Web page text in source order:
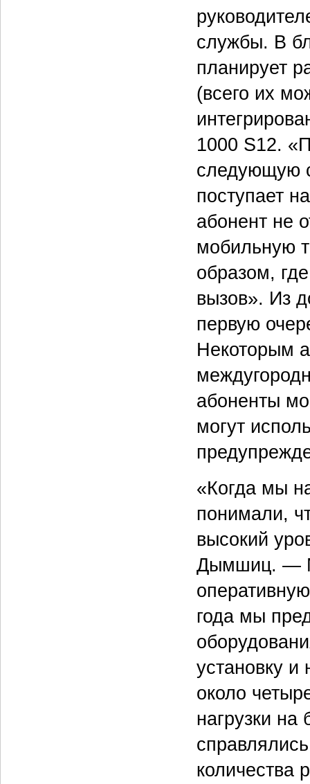
службы. В
планирует
(всего их
1000 S12.
следующую
поступает
абонент не
мобильную
образом,
вызов». Из
первую
Некоторым
абоненты
могут
«Когда мы
понимали,
высокий
Дымшиц. —
года мы
установку и
около
нагрузки на
количества